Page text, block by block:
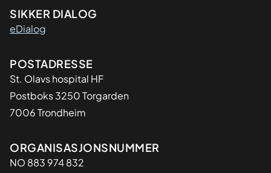
SIKKER DIALOG
eDialog
Adresse
POSTADRESSE
St. Olavs hospital HF
Postboks 3250 Torgarden
7006 Trondheim
Organisasjon
ORGANISASJONSNUMMER
NO 883 974 832